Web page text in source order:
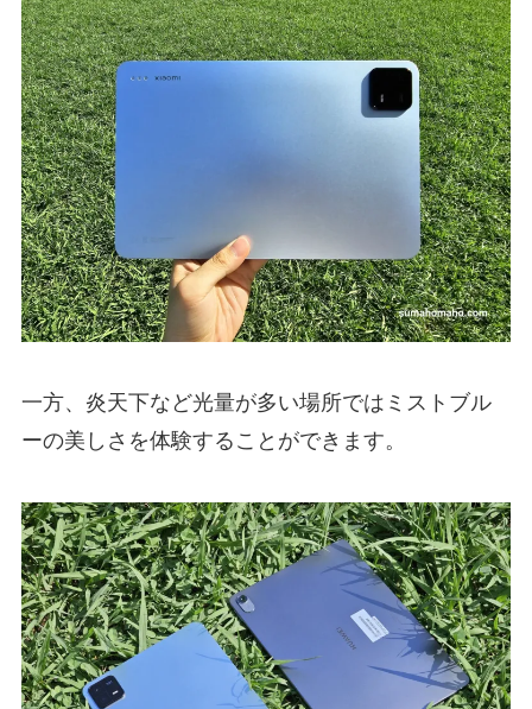
一方、炎天下など光量が多い場所ではミストブル
ーの美しさを体験することができます。